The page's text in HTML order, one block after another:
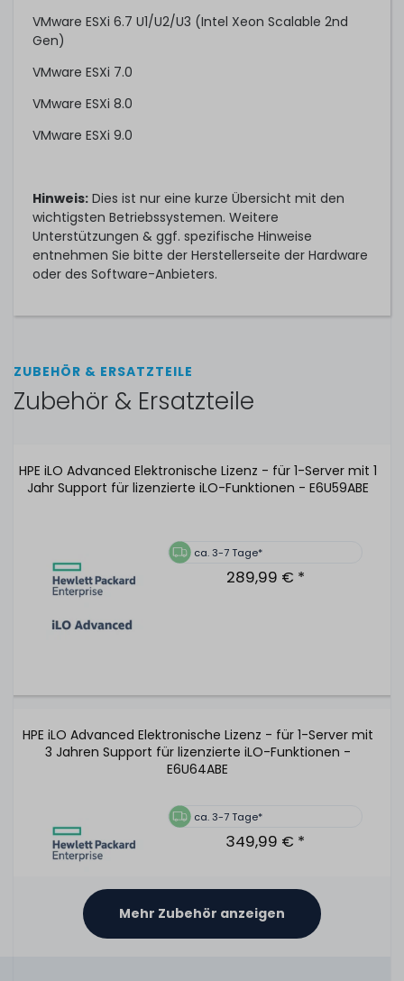
VMware ESXi 6.7 U1/U2/U3 (Intel Xeon Scalable 2nd
Gen)
VMware ESXi 7.0
VMware ESXi 8.0
VMware ESXi 9.0
Hinweis: Dies ist nur eine kurze Übersicht mit den
wichtigsten Betriebssystemen. Weitere
Unterstützungen & ggf. spezifische Hinweise
entnehmen Sie bitte der Herstellerseite der Hardware
oder des Software-Anbieters.
ZUBEHÖR & ERSATZTEILE
Zubehör & Ersatzteile
HPE iLO Advanced Elektronische Lizenz - für 1-Server mit 1
Jahr Support für lizenzierte iLO-Funktionen - E6U59ABE
ca. 3-7 Tage*
289,99 € *
HPE iLO Advanced Elektronische Lizenz - für 1-Server mit
3 Jahren Support für lizenzierte iLO-Funktionen -
E6U64ABE
ca. 3-7 Tage*
349,99 € *
Mehr Zubehör anzeigen